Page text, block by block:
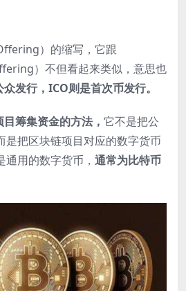
）的缩写，它跟
）不但看起来类似，意思也
发行，ICO则是首次币发行。
筹集资金的方法， 它不是把公
是把区块链项目对应的数字货币
用的数字货币， 通常为比特币